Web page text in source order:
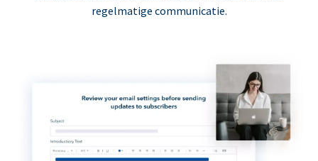
regelmatige communicatie.